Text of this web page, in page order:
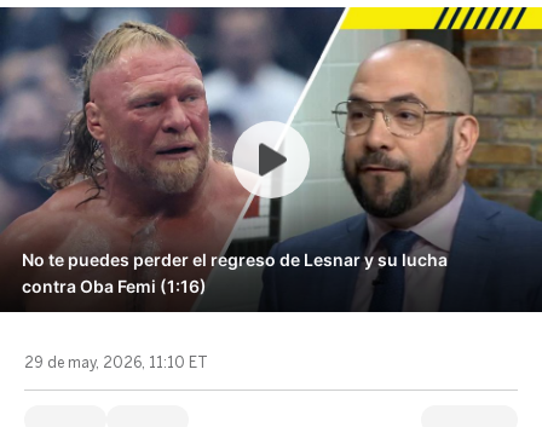
No te puedes perder el regreso de Lesnar y su lucha
contra Oba Femi (1:16)
29 de may, 2026, 11:10 ET